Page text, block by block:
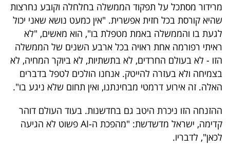
מרידור מסתכל על תפקוד הממשלה בחלחלה וקובע נחרצות
שהיא קורסת בכל חזית אפשרית. "אין כמעט נושא שאני יכול
לגעת בו והממשלה באמת מטפלת בו", הוא מאשים, "לא
ראיתי רפורמה אחת ראויה בכל ארבע השנים של הממשלה
הזו - לא בעולם החרדים, לא בתשתיות, לא ביוקר המחיה, לא
בצמיחה ולא בעזרה להייטק. אנחנו הולכים לטפל בדברים
האלה. זה אירוע דרמטי מבחינתנו, ואין תחום שלא ניגע בו".
ההזנחה הזו ניכרת היטב גם בחדשנות. בעוד העולם דוהר
קדימה, ישראל מדשדשת: "מהפכת ה-AI פשוט לא הגיעה
לכאן", לדבריו.